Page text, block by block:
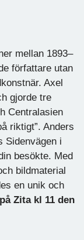
mellan 1893–
författare utan
Axel
gjorde tre
Centralasien
riktigt”. Anders
Sidenvägen i
besökte. Med
bildmaterial
en unik och
Zita kl 11 den